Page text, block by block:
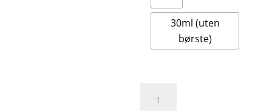
30ml (uten
børste)
Smart